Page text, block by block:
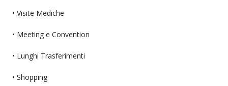
• Visite Mediche
• Meeting e Convention
• Lunghi Trasferimenti
• Shopping